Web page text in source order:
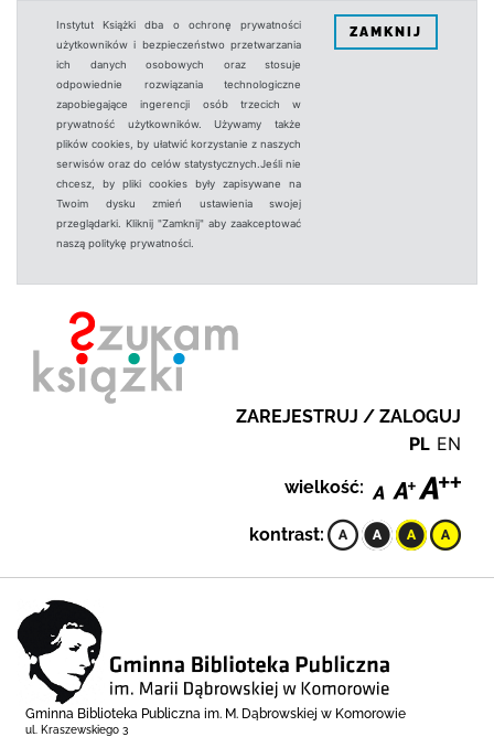
Instytut Książki dba o ochronę prywatności
użytkowników i bezpieczeństwo przetwarzania
ich danych osobowych oraz stosuje
odpowiednie rozwiązania technologiczne
zapobiegające ingerencji osób trzecich w
prywatność użytkowników. Używamy także
plików cookies, by ułatwić korzystanie z naszych
serwisów oraz do celów statystycznych.Jeśli nie
chcesz, by pliki cookies były zapisywane na
Twoim dysku zmień ustawienia swojej
przeglądarki. Kliknij "Zamknij" aby zaakceptować
naszą politykę prywatności.
ZAMKNIJ
ZAREJESTRUJ / ZALOGUJ
PL EN
wielkość:
kontrast:
Gminna Biblioteka Publiczna im. M. Dąbrowskiej w Komorowie
ul. Kraszewskiego 3